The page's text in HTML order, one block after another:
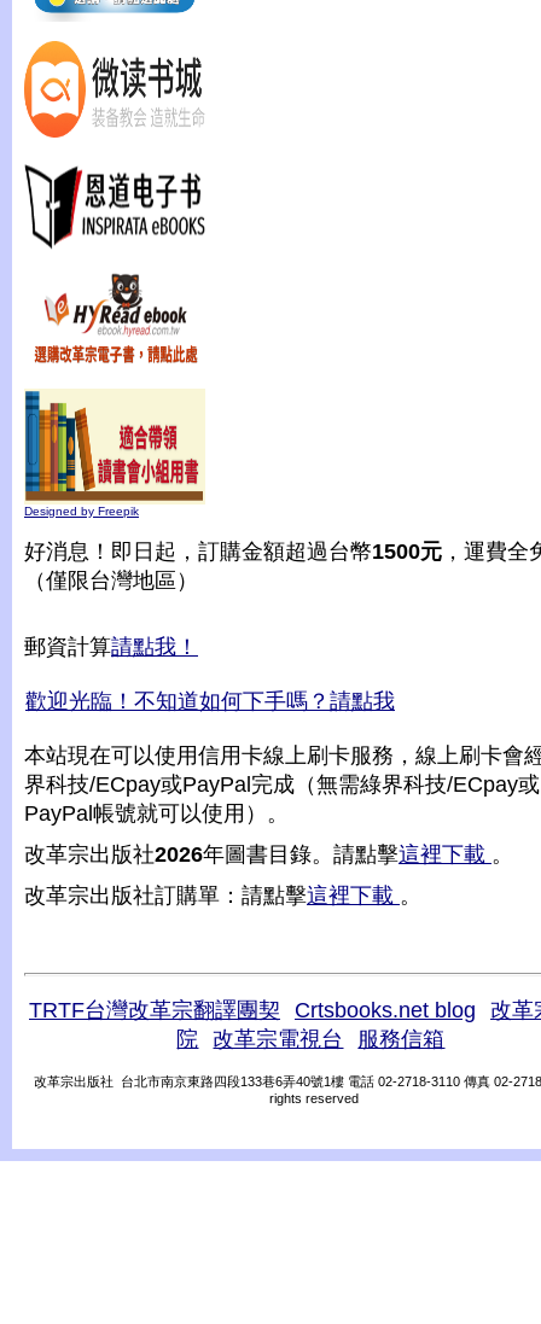
Designed by Freepik
好消息！即日起，訂購金額超過台幣1500元 ，運費全
（僅限台灣地區）
郵資計算請點我！
歡迎光臨！不知道如何下手嗎？請點我
本站現在可以使用信用卡線上刷卡服務，線上刷卡會
界科技/ECpay或PayPal完成（無需綠界科技/ECpay或
PayPal帳號就可以使用）。
改革宗出版社2026年圖書目錄。請點擊這裡下載 。
改革宗出版社訂購單：請點擊這裡下載 。
TRTF台灣改革宗翻譯團契 Crtsbooks.net blog
改革
院
改革宗電視台 服務信箱
改革宗出版社 台北市南京東路四段133巷6弄40號1樓 電話 02-2718-3110 傳真 02-
rights reserved